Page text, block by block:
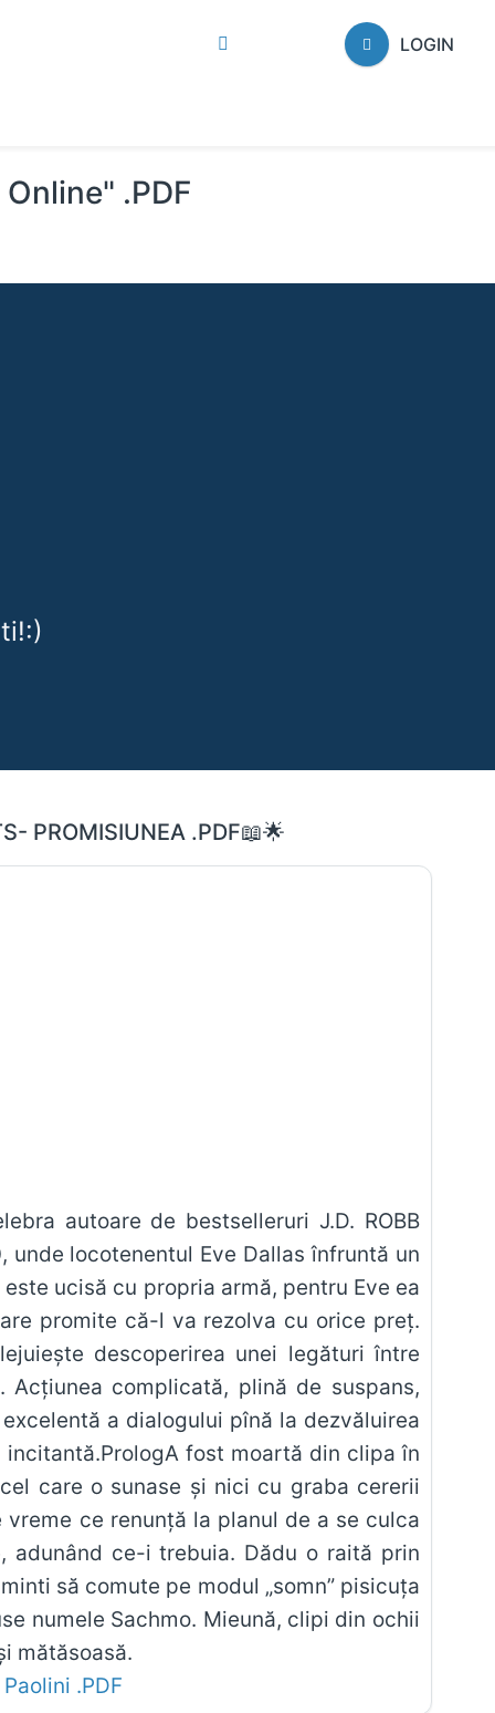
LOGIN
.PDF
📖CARTI PDF🎊 ONLINE GRATIS:🌸 NORA ROBERTS- PROMISIUNEA .PDF📖🌟
unde locotenentul Eve Dallas înfruntă un
promite că-l va rezolva cu orice preț.
descoperirea unei legături între
a dialogului pînă la dezvăluirea
fost moartă din clipa în
care o sunase și nici cu graba cererii
ce renunță la planul de a se culca
adunând ce-i trebuia. Dădu o raită prin
să comute pe modul „somn” pisicuța
numele Sachmo. Mieună, clipi din ochii
mătăsoasă.
.PDF